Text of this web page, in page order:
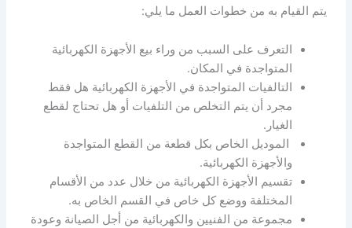
يتم القيام به من خطوات العمل ما يلي:
التعرف على السبب من وراء بيع الأجهزة الكهربائية
المتواجدة في المكان.
التالفيات المتواجدة في الأجهزة الكهربائية هل فقط
مجرد أن يتم التخلص من التلفيات أو هل تحتاج لقطع
الغيار.
الموديل الخاص بكل قطعة من القطع المتواجدة
والأجهزة الكهربائية.
تقسيم الأجهزة الكهربائية من خلال عدد من الأقسام
المختلفة ووضع كل خاص في القسم الخاص به.
مجموعة من الفنيين والكهربائية من أجل الصيانة وعودة